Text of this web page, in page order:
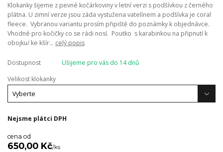
Klokanky šijeme z pevné kočárkoviny v letní verzi s podšívkou z černého
plátna. U zimní verze jsou záda vystužena vatelínem a podšívka je coral
fleece. Vybranou variantu prosím připiště do poznámky k objednávce.
Vhodné pro kočičky co se rádi nosí. Poutko s karabinkou na připnutí k
obojku/ ke kšír... celý popis
Dostupnost
Ušijeme pro vás do 14 dnů
Velikost klokanky
Nejsme plátci DPH
cena od
650,00 Kč/ks